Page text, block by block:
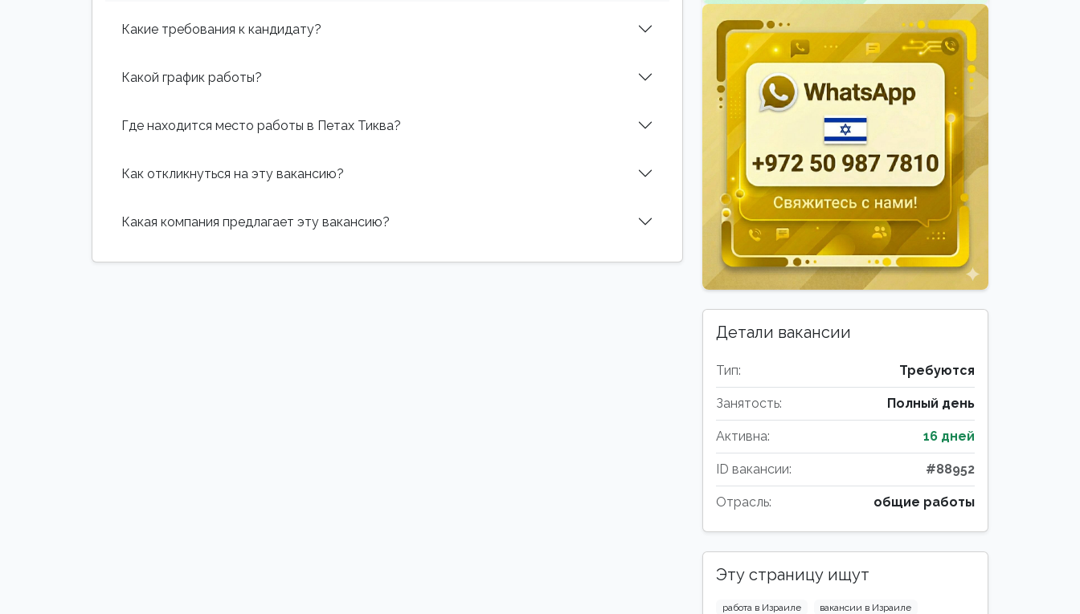
Какие требования к кандидату?
Какой график работы?
Где находится место работы в Петах Тиква?
Как откликнуться на эту вакансию?
Какая компания предлагает эту вакансию?
Детали вакансии
Тип: Требуются
Занятость: Полный день
Активна: 16 дней
ID вакансии: #88952
Отрасль: общие работы
Эту страницу ищут
работа в Израиле
вакансии в Израиле